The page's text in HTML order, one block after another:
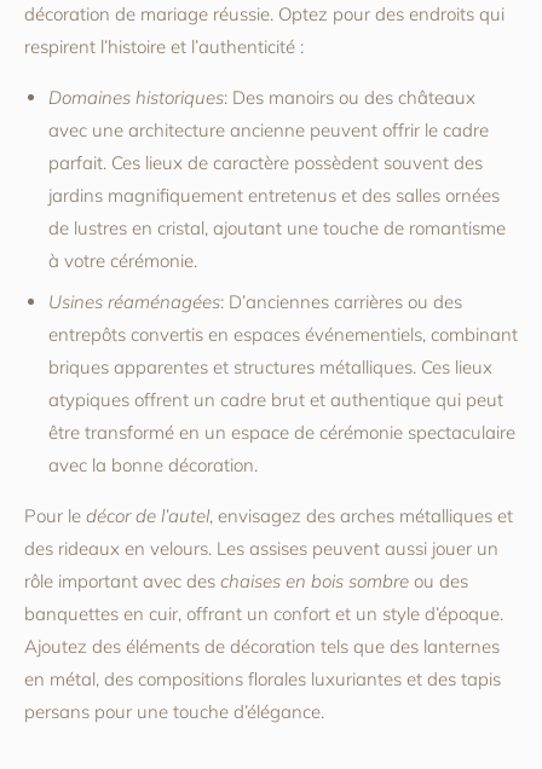
décoration de mariage réussie. Optez pour des endroits qui
respirent l’histoire et l’authenticité :
Domaines historiques: Des manoirs ou des châteaux
avec une architecture ancienne peuvent offrir le cadre
parfait. Ces lieux de caractère possèdent souvent des
jardins magnifiquement entretenus et des salles ornées
de lustres en cristal, ajoutant une touche de romantisme
à votre cérémonie.
Usines réaménagées: D’anciennes carrières ou des
entrepôts convertis en espaces événementiels, combinant
briques apparentes et structures métalliques. Ces lieux
atypiques offrent un cadre brut et authentique qui peut
être transformé en un espace de cérémonie spectaculaire
avec la bonne décoration.
Pour le décor de l’autel, envisagez des arches métalliques et
des rideaux en velours. Les assises peuvent aussi jouer un
rôle important avec des chaises en bois sombre ou des
banquettes en cuir, offrant un confort et un style d’époque.
Ajoutez des éléments de décoration tels que des lanternes
en métal, des compositions florales luxuriantes et des tapis
persans pour une touche d’élégance.